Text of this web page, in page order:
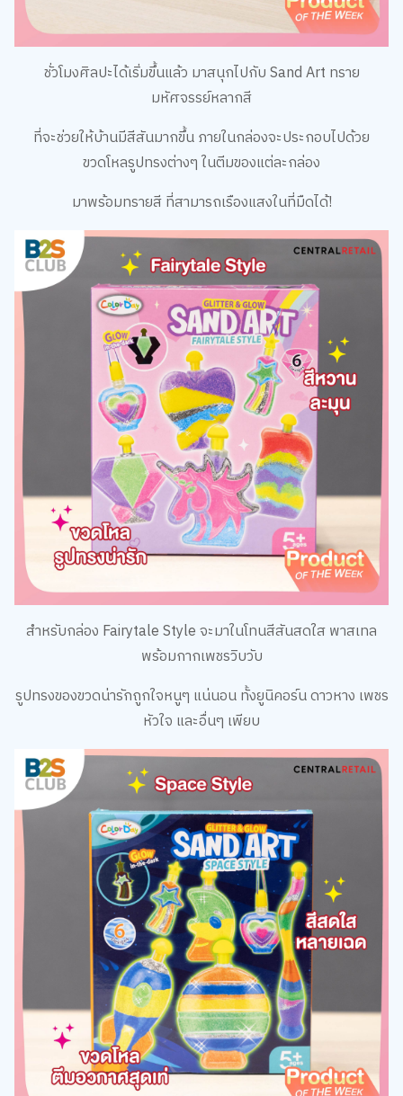
ชั่วโมงศิลปะได้เริ่มขึ้นแล้ว มาสนุกไปกับ Sand Art ทราย
มหัศจรรย์หลากสี
ที่จะช่วยให้บ้านมีสีสันมากขึ้น ภายในกล่องจะประกอบไปด้วย
ขวดโหลรูปทรงต่างๆ ในตีมของแต่ละกล่อง
มาพร้อมทรายสี ที่สามารถเรืองแสงในที่มืดได้!
สำหรับกล่อง Fairytale Style จะมาในโทนสีสันสดใส พาสเทล
พร้อมกากเพชรวิบวับ
รูปทรงของขวดน่ารักถูกใจหนูๆ แน่นอน ทั้งยูนิคอร์น ดาวหาง เพชร
หัวใจ และอื่นๆ เพียบ